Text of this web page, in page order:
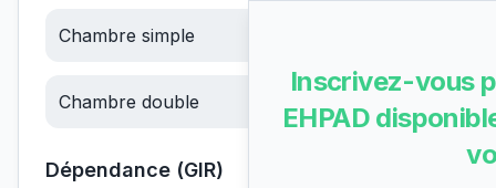
Chambre simple
Chambre double €/jour
Dépendance (GIR)
Inscrivez-vous
EHPAD